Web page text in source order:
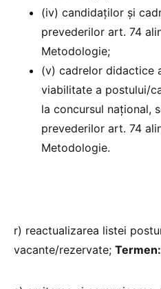
(iv) candidaţilor și
prevederilor art. 74
Metodologie;
(v) cadrelor didactice
viabilitate a postului/
la concursul naţional,
prevederilor art. 74
Metodologie.
r) reactualizarea listei
vacante/rezervate;